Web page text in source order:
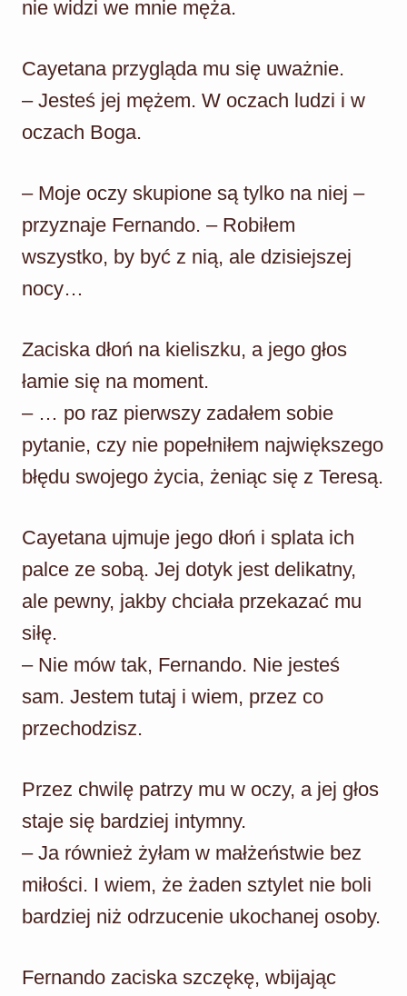
nie widzi we mnie męża.
Cayetana przygląda mu się uważnie.
– Jesteś jej mężem. W oczach ludzi i w
oczach Boga.
– Moje oczy skupione są tylko na niej –
przyznaje Fernando. – Robiłem
wszystko, by być z nią, ale dzisiejszej
nocy…
Zaciska dłoń na kieliszku, a jego głos
łamie się na moment.
– … po raz pierwszy zadałem sobie
pytanie, czy nie popełniłem największego
błędu swojego życia, żeniąc się z Teresą.
Cayetana ujmuje jego dłoń i splata ich
palce ze sobą. Jej dotyk jest delikatny,
ale pewny, jakby chciała przekazać mu
siłę.
– Nie mów tak, Fernando. Nie jesteś
sam. Jestem tutaj i wiem, przez co
przechodzisz.
Przez chwilę patrzy mu w oczy, a jej głos
staje się bardziej intymny.
– Ja również żyłam w małżeństwie bez
miłości. I wiem, że żaden sztylet nie boli
bardziej niż odrzucenie ukochanej osoby.
Fernando zaciska szczękę, wbijając